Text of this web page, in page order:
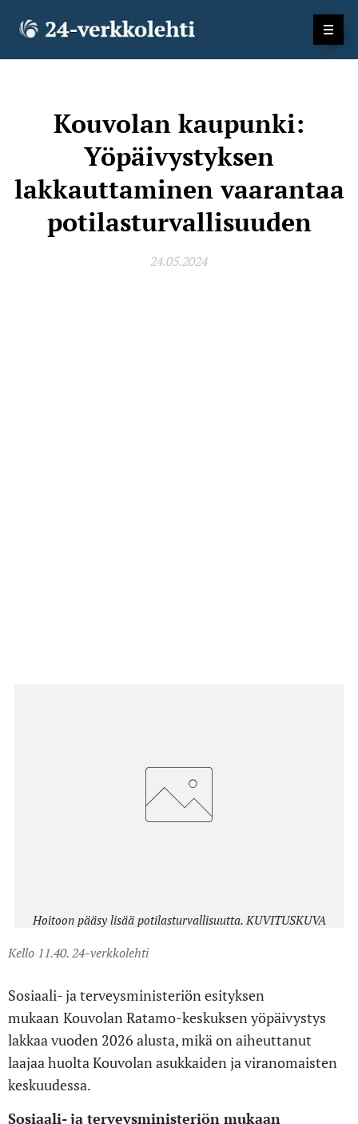
Kouvolan kaupunki:
Yöpäivystyksen
lakkauttaminen vaarantaa
potilasturvallisuuden
24.05.2024
Hoitoon pääsy lisää potilasturvallisuutta. KUVITUSKUVA
Kello 11.40. 24-verkkolehti
Sosiaali- ja terveysministeriön esityksen
mukaan Kouvolan Ratamo-keskuksen yöpäivystys
lakkaa vuoden 2026 alusta, mikä on aiheuttanut
laajaa huolta Kouvolan asukkaiden ja viranomaisten
keskuudessa.
Sosiaali- ja terveysministeriön mukaan